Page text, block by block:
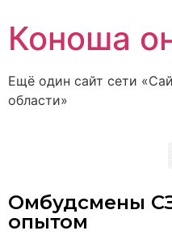
Коноша
Ещё один сайт сети
области»
Омбудсмены
опытом